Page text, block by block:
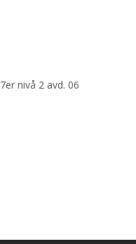
nivå 2 avd. 06